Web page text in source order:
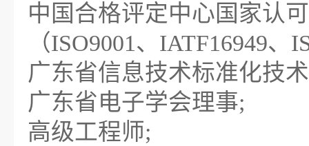
中国合格评定中心国家认
（ISO9001、IATF16949、
广东省信息技术标准化技
广东省电子学会理事;
高级工程师;